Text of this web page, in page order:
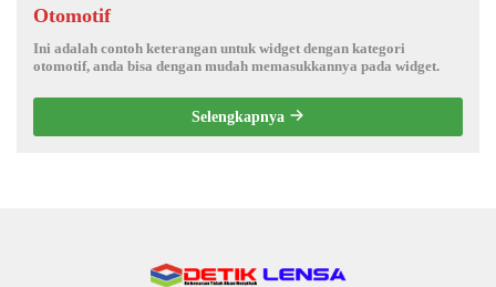
Otomotif
Ini adalah contoh keterangan untuk widget dengan kategori
otomotif, anda bisa dengan mudah memasukkannya pada widget.
Selengkapnya